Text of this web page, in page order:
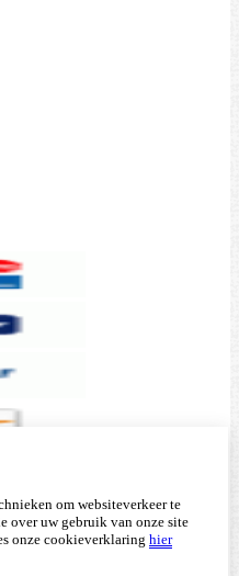
om websiteverkeer te
over uw gebruik van onze site
onze cookieverklaring hier